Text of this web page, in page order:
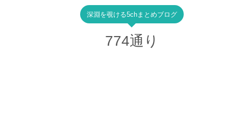
深淵を覗ける5chまとめブログ
774通り